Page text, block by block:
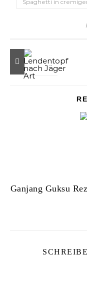
Spaghetti in
Ganjang Guksu